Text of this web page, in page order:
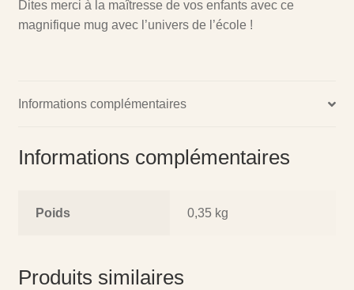
Dites merci à la maîtresse de vos enfants avec ce
magnifique mug avec l’univers de l’école !
Informations complémentaires
Informations complémentaires
Poids 0,35 kg
Produits similaires